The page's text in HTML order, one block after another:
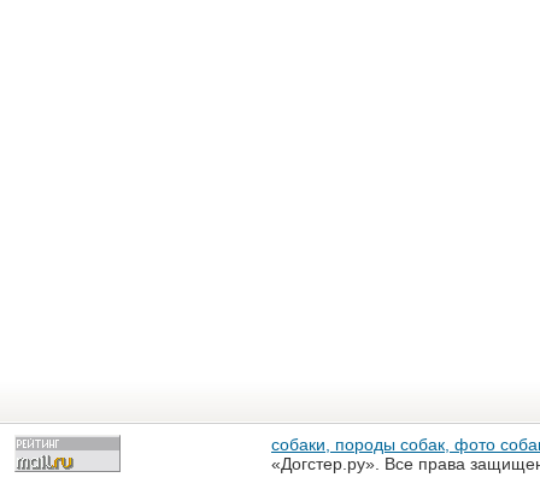
собаки, породы собак, фото
«Догстер.ру». Все права